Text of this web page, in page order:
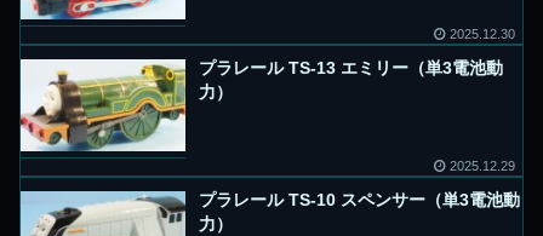
2025.12.30
プラレール TS-13 エミリー（単3電池動
力）
2025.12.29
プラレール TS-10 スペンサー（単3電池動
力）